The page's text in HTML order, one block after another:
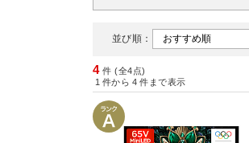
並び順：
4 件 (全4点)
1 件から 4 件まで表示